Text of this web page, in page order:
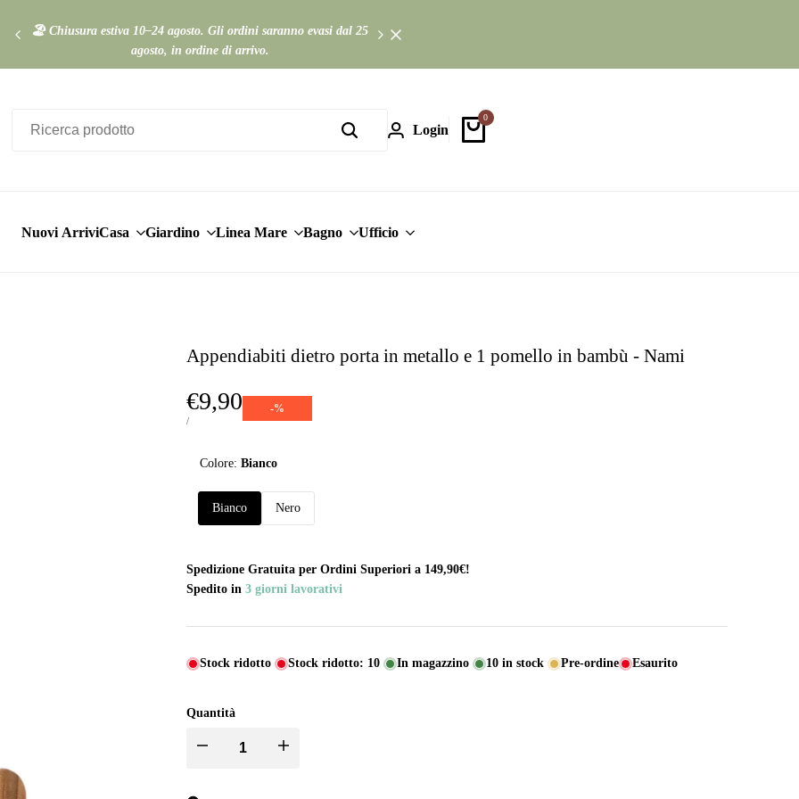
🏖️ Chiusura estiva 10–24 agosto. Gli ordini saranno evasi dal 25
agosto, in ordine di arrivo.
Apertura:
Login
0
Nuovi ArriviCasa Giardino Linea Mare Bagno Ufficio
Appendiabiti dietro porta in metallo e 1 pomello in bambù - Nami
Prezzo
di
vendita
€9,90
PREZZO
/PER
-%
Colore: Bianco
Bianco Nero
Spedizione Gratuita per Ordini Superiori a 149,90€!
Spedito in 3 giorni lavorativi
Stock ridotto Stock ridotto: 10 In magazzino 10 in stock Pre-ordine Esaurito
Quantità
I18n I18n